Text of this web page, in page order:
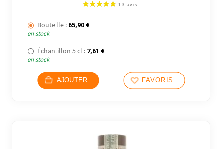
Bouteille : 65,90 €
en stock
Échantillon 5 cl : 7,61 €
en stock
AJOUTER FAVORIS